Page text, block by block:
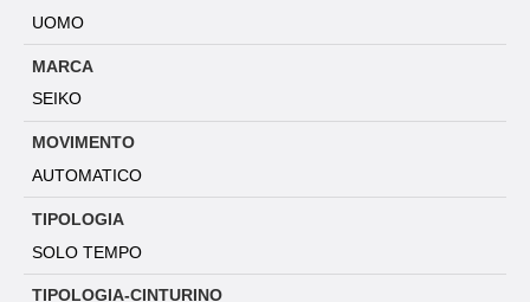
UOMO
MARCA
SEIKO
MOVIMENTO
AUTOMATICO
TIPOLOGIA
SOLO TEMPO
TIPOLOGIA-CINTURINO